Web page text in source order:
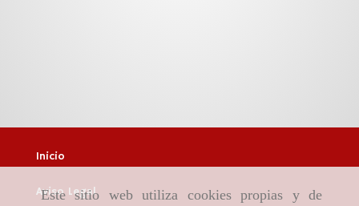
Este sitio web utiliza cookies propias y de
Inicio
Aviso Legal